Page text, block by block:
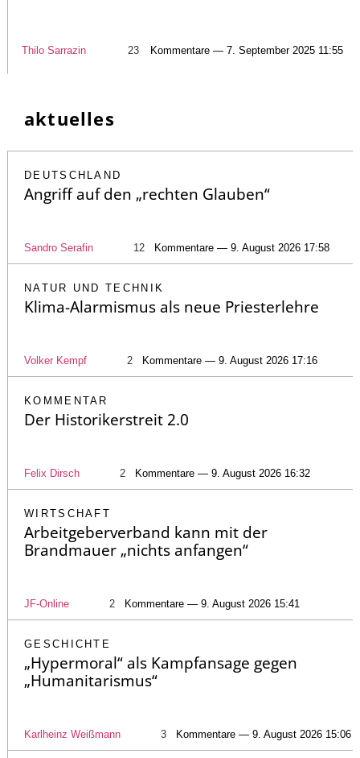
Thilo Sarrazin 23 Kommentare — 7. September 2025 11:55
aktuelles
DEUTSCHLAND
Angriff auf den „rechten Glauben“
Sandro Serafin 12 Kommentare — 9. August 2026 17:58
NATUR UND TECHNIK
Klima-Alarmismus als neue Priesterlehre
Volker Kempf 2 Kommentare — 9. August 2026 17:16
KOMMENTAR
Der Historikerstreit 2.0
Felix Dirsch 2 Kommentare — 9. August 2026 16:32
WIRTSCHAFT
Arbeitgeberverband kann mit der
Brandmauer „nichts anfangen“
JF-Online 2 Kommentare — 9. August 2026 15:41
GESCHICHTE
„Hypermoral“ als Kampfansage gegen
„Humanitarismus“
Karlheinz Weißmann 3 Kommentare — 9. August 2026 15:06